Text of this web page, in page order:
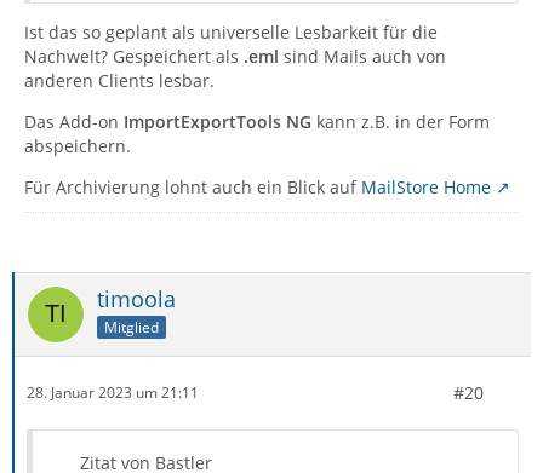
Ist das so geplant als universelle Lesbarkeit für die
Nachwelt? Gespeichert als .eml sind Mails auch von
anderen Clients lesbar.
Das Add-on ImportExportTools NG kann z.B. in der Form
abspeichern.
Für Archivierung lohnt auch ein Blick auf MailStore Home
timoola
Mitglied
28. Januar 2023 um 21:11 #20
Zitat von Bastler